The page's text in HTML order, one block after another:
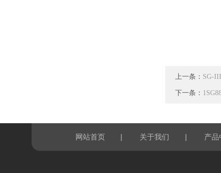
上一条： SG-
下一条：
网站首页 | 关于我们 | 产品